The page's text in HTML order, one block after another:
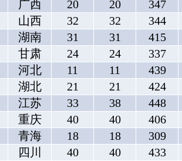
广西 20 20 347
山西 32 32 344
湖南 31 31 415
甘肃 24 24 337
河北 11 11 439
湖北 21 21 424
江苏 33 38 448
重庆 40 40 406
青海 18 18 309
四川 40 40 433